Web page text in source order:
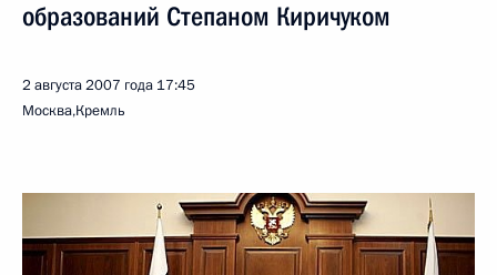
образований Степаном Киричуком
2 августа 2007 года 17:45
Москва,Кремль